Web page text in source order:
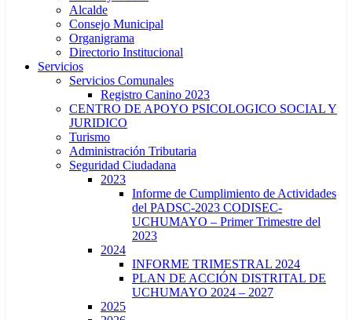
Alcalde
Consejo Municipal
Organigrama
Directorio Institucional
Servicios
Servicios Comunales
Registro Canino 2023
CENTRO DE APOYO PSICOLOGICO SOCIAL Y
JURIDICO
Turismo
Administración Tributaria
Seguridad Ciudadana
2023
Informe de Cumplimiento de Actividades
del PADSC-2023 CODISEC-
UCHUMAYO – Primer Trimestre del
2023
2024
INFORME TRIMESTRAL 2024
PLAN DE ACCIÓN DISTRITAL DE
UCHUMAYO 2024 – 2027
2025